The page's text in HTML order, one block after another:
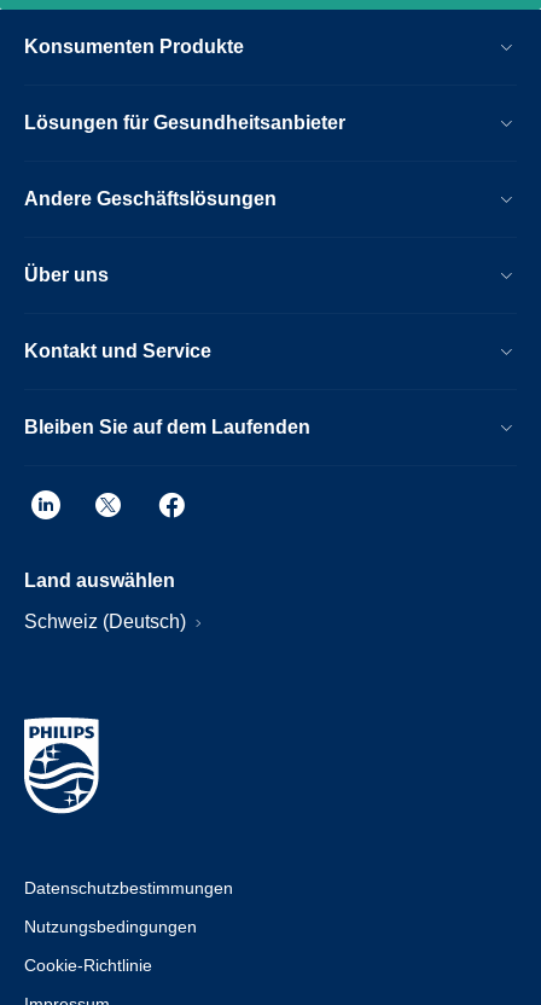
Konsumenten Produkte
Lösungen für Gesundheitsanbieter
Andere Geschäftslösungen
Über uns
Kontakt und Service
Bleiben Sie auf dem Laufenden
Land auswählen
Schweiz (Deutsch)
Datenschutzbestimmungen
Nutzungsbedingungen
Cookie-Richtlinie